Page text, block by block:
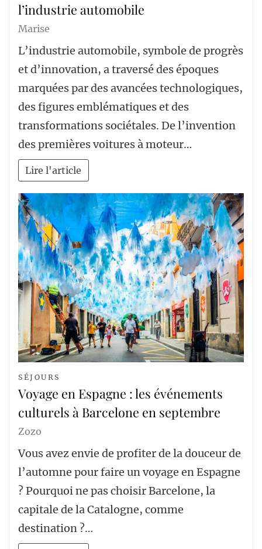
l’industrie automobile
Marise
L’industrie automobile, symbole de progrès
et d’innovation, a traversé des époques
marquées par des avancées technologiques,
des figures emblématiques et des
transformations sociétales. De l’invention
des premières voitures à moteur…
Lire l'article
SÉJOURS
Voyage en Espagne : les événements
culturels à Barcelone en septembre
Zozo
Vous avez envie de profiter de la douceur de
l’automne pour faire un voyage en Espagne
? Pourquoi ne pas choisir Barcelone, la
capitale de la Catalogne, comme
destination ?…